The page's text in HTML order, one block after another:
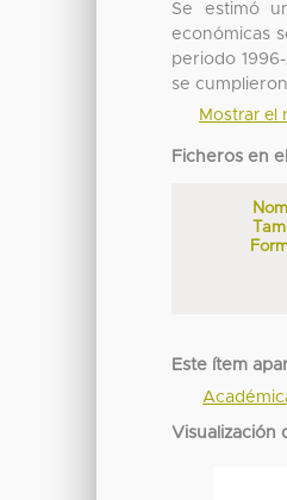
Se estimó
económicas
periodo
se
Mostrar el
Ficheros en
Este ítem
Visualización